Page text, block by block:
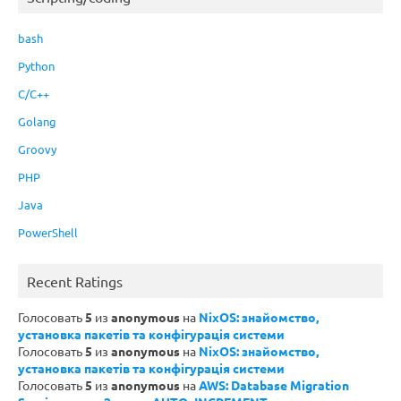
bash
Python
C/C++
Golang
Groovy
PHP
Java
PowerShell
Recent Ratings
Голосовать 5 из anonymous на NixOS: знайомство,
установка пакетів та конфігурація системи
Голосовать 5 из anonymous на NixOS: знайомство,
установка пакетів та конфігурація системи
Голосовать 5 из anonymous на AWS: Database Migration